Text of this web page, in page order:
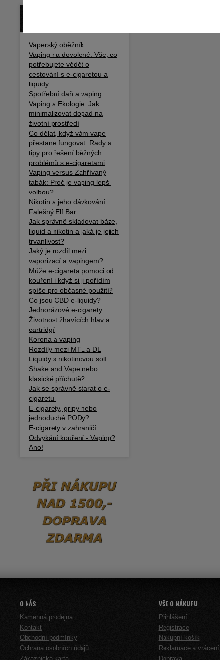
Vaperský oběžník
Vaping na dovolené: Vše, co
potřebujete vědět o
cestování s e-cigaretou a
liquidy
Spotřební daň a vaping
Vaping a Ekologie: Jak
minimalizovat dopad na
životní prostředí
Co dělat, když vám vape
přestane fungovat: Rady a
tipy pro řešení běžných
problémů s e-cigaretami
Vaping versus Zahřívaný
tabák: Proč je vaping lepší
volbou?
Nikotin a jeho dávkování
Falešný Elf Bar
Jak správně skladovat báze,
liquid a nikotin a jaká je jejich
trvanlivost?
Jaký je rozdíl mezi
vaporizací a vapingem?
Může e-cigareta pomoci od
kouření i když si ji pořídím
spíše pro občasné použití?
Co jsou CBD e-liquidy?
Jednorázové e-cigarety
Životnost žhavících hlav a
cartridgí
Korona a vaping
Rozdíly mezi MTL a DL
Liquidy s nikotinovou solí
Shake and Vape nebo
klasické příchutě?
Jak se správně starat o e-
cigaretu.
E-cigarety, gripy nebo
jednoduché PODy?
E-cigarety v zahraničí
Odvykání kouření - Vaping?
Ano!
O NÁS
Kamenná prodejna
Kontakt
Obchodní podmínky
Ochrana osobních údajů
Zákaznická karta
VŠE O NÁKUPU
Přihlášení
Registrace
Nákupní košík
Reklamace a vrácení
Doprava